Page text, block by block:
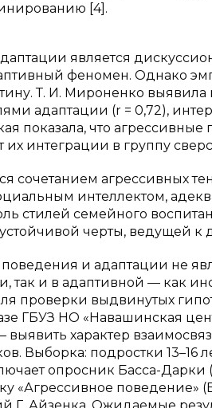
[4].
является
феномен. Однако
Т. И. Мироненко
адаптации (r = 0,72),
показала, что
их интеграции в группу
сочетанием агрессивных
интеллектом,
стилей семейного
черты, ведущей к
поведения и адаптации не
так и в адаптивной — как
проверки выдвинутых
ГБУЗ НО «Навашинская
выявить характер
Выборка: подростки 13–16
опросник Басса-Дарки
«Агрессивное поведение»